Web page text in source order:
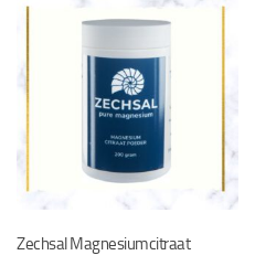
Zechsal Magnesiumcitraat